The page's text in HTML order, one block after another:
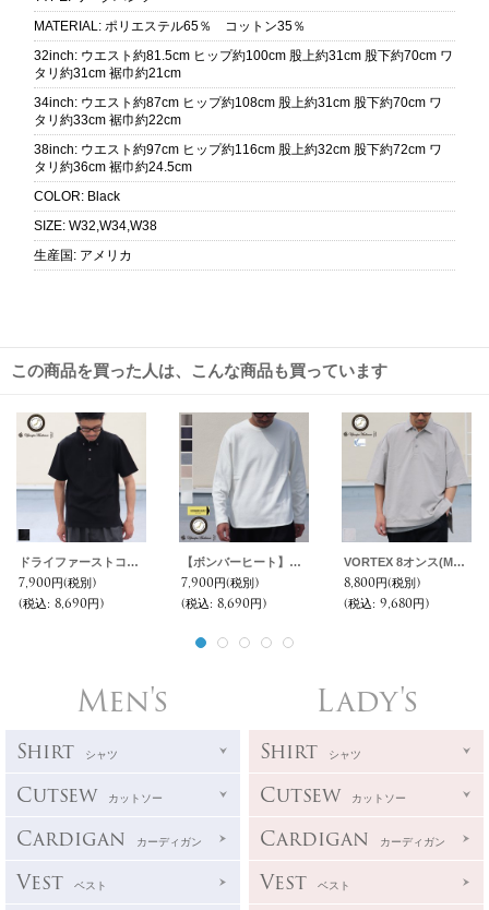
MATERIAL : ポリエステル65％ コットン35％
32inch: ウエスト約81.5cm ヒップ約100cm 股上約31cm 股下約70cm ワ
タリ約31cm 裾巾約21cm
34inch: ウエスト約87cm ヒップ約108cm 股上約31cm 股下約70cm ワ
タリ約33cm 裾巾約22cm
38inch: ウエスト約97cm ヒップ約116cm 股上約32cm 股下約72cm ワ
タリ約36cm 裾巾約24.5cm
COLOR: Black
SIZE: W32,W34,W38
生産国: アメリカ
この商品を買った人は、こんな商品も買っています
ドライファーストコットン鹿の子ボタンダウン グラスポケ付ポロ【MADE IN JAPAN】『日本製』 / Upscape Audience
7,900円(税別)
(税込: 8,690円)
【ボンバーヒート】爆暖ハニカムサーマル セットインスリーブ ラウンドネック【MADE IN JAPAN】『日本製』 / Upscape Audience
7,900円(税別)
(税込: 8,690円)
VORTEX 8オンス(MVS天竺) サイドスリット ボクシーAラインポロシャツ【MADE IN JAPAN】『日本製』/ Upscape Audience
8,800円(税別)
(税込: 9,680円)
Men's
Shirt シャツ
Cutsew カットソー
Cardigan カーディガン
Vest ベスト
Lady's
Shirt シャツ
Cutsew カットソー
Cardigan カーディガン
Vest ベスト